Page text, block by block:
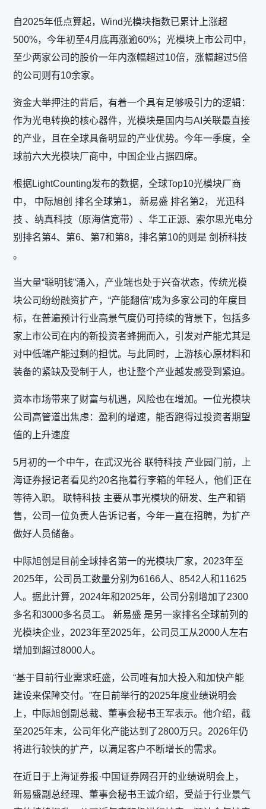
自2025年低点算起，Wind光模块指数已累计上涨超
500%，今年初至4月底再涨逾60%；光模块上市公司中，
至少两家公司的股价一年内涨幅超过10倍，涨幅超过5倍
的公司则有10余家。
资金大举押注的背后，有着一个具有足够吸引力的逻辑：
作为光电转换的核心器件，光模块是国内与AI关联最直接
的产业，且在全球具备明显的产业优势。今年一季度，全
球前六大光模块厂商中，中国企业占据四席。
根据LightCounting发布的数据，全球Top10光模块厂商
中， 中际旭创 排名全球第1， 新易盛 排名第2， 光迅科
技 、纳真科技（原海信宽带）、华工正源、索尔思光电分
别排名第4、第6、第7和第8，排名第10的则是 剑桥科技
。
当大量“聪明钱”涌入，产业端也处于兴奋状态，传统光模
块公司纷纷融资扩产，“产能翻倍”成为多家公司的年度目
标，在普遍预计行业高景气度仍可持续的背景下，包括多
家上市公司在内的新投资者蜂拥而入，引发对产能尤其是
对中低端产能过剩的担忧。与此同时，上游核心原材料和
装备的紧缺及受制于人，也让整个产业越发感受到紧迫。
资本市场带来了财富与机遇，风险也在增加。一位光模块
公司高管道出焦虑：盈利的增速，能否跑得过投资者期望
值的上升速度
5月初的一个中午，在武汉光谷 联特科技 产业园门前，上
海证券报记者看见约20名拖着行李箱的年轻人，他们正在
等待入职。 联特科技 主要从事光模块的研发、生产和销
售，公司一位负责人告诉记者，今年一直在招聘，为扩产
做好人员储备。
中际旭创是目前全球排名第一的光模块厂家，2023年至
2025年，公司员工数量分别为6166人、8542人和11625
人。据此计算，2024年和2025年，公司分别增加了2300
多名和3000多名员工。 新易盛 是另一家排名全球前列的
光模块企业，2023年至2025年，公司员工从2000人左右
增加到超过8000人。
“基于目前行业需求旺盛，公司唯有加大投入和加快产能
建设来保障交付。”在日前举行的2025年度业绩说明会
上，中际旭创副总裁、董事会秘书王军表示。他介绍，截
至2025年末，公司年化产能达到了2800万只。2026年仍
将进行较快的扩产，以满足客户不断增长的需求。
在近日于上海证券报·中国证券网召开的业绩说明会上，
新易盛副总经理、董事会秘书王诚介绍，受益于行业景气